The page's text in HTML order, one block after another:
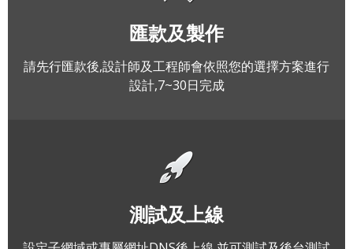
匯款及製作
請先行匯款後,設計師及工程師會依照您的選擇方案進行
設計,7~30日完成
測試及上線